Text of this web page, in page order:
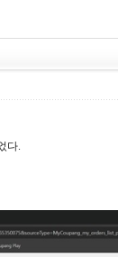
다.